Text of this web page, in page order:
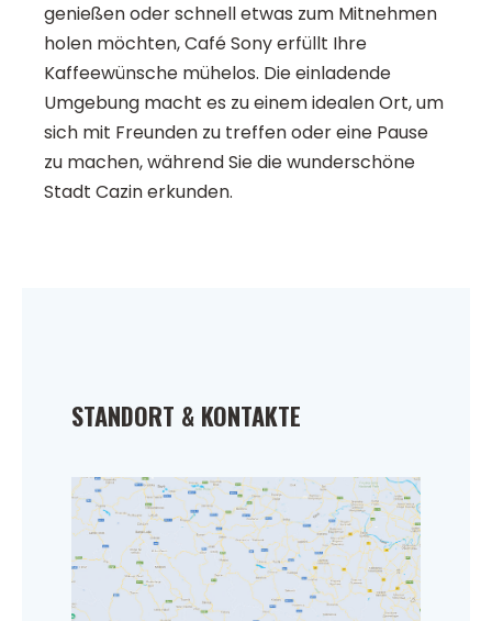
genießen oder schnell etwas zum Mitnehmen
holen möchten, Café Sony erfüllt Ihre
Kaffeewünsche mühelos. Die einladende
Umgebung macht es zu einem idealen Ort, um
sich mit Freunden zu treffen oder eine Pause
zu machen, während Sie die wunderschöne
Stadt Cazin erkunden.
STANDORT & KONTAKTE